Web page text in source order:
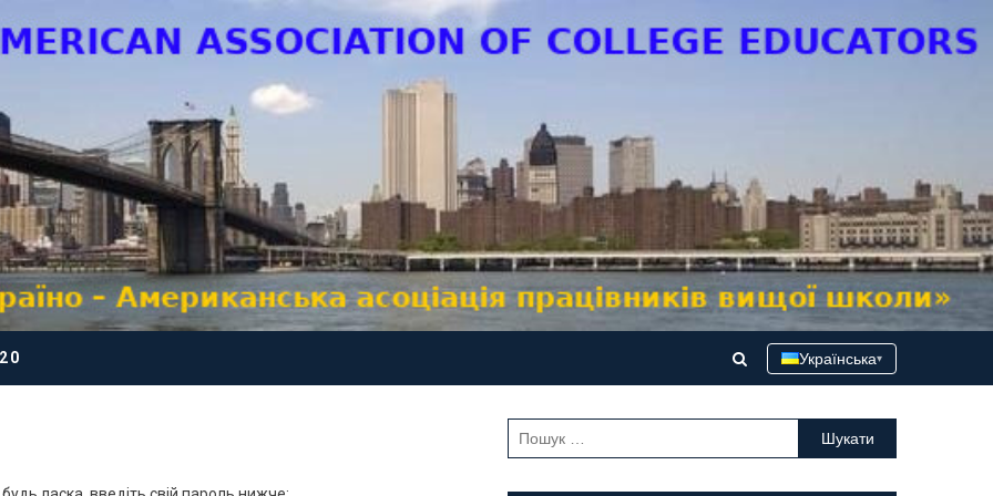
Українська▾
Пошук: